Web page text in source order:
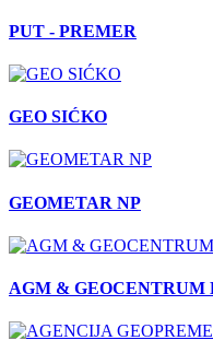
PUT - PREMER
GEO SIĆKO
GEOMETAR NP
AGM & GEOCENTRUM